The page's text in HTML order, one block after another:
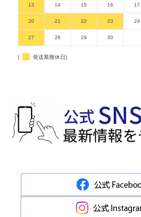
13 14 15 16 17
20 21 22 23 24
27 28 29 30
( 発送業務休日)